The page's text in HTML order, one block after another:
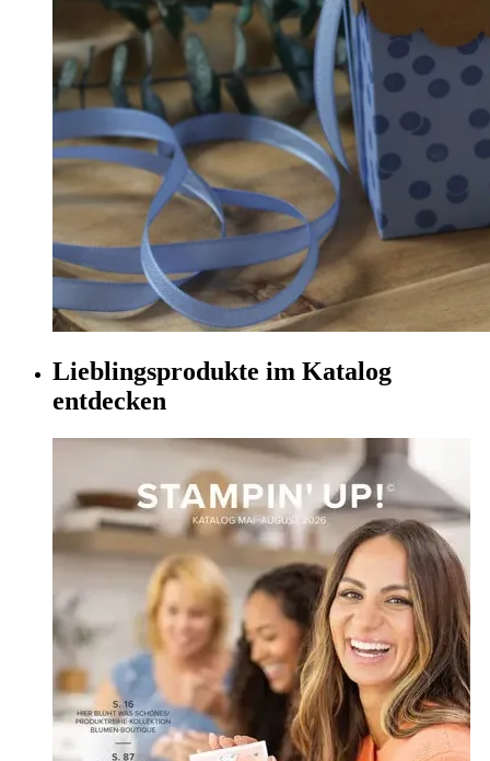
Lieblingsprodukte im Katalog
entdecken